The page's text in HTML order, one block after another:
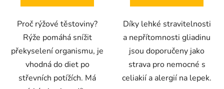
Proč rýžové těstoviny?
Rýže pomáhá snížit
překyselení organismu, je
vhodná do diet po
střevních potížích. Má
Díky lehké stravitelnosti
a nepřítomnosti gliadinu
jsou doporučeny jako
strava pro nemocné s
celiakií a alergií na lepek.